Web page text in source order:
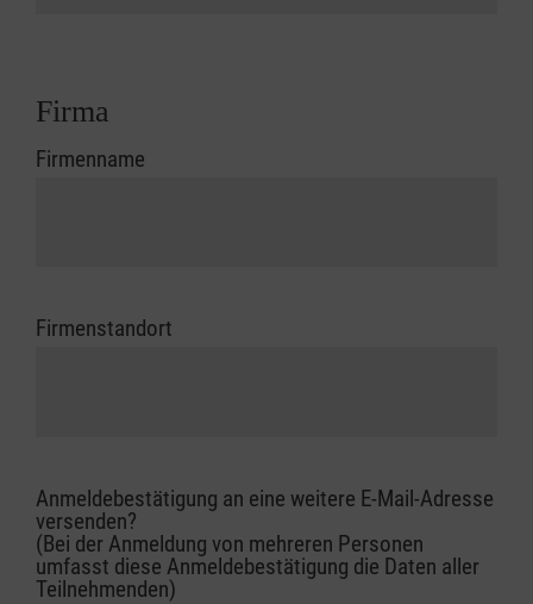
Firma
Firmenname
Firmenstandort
Anmeldebestätigung an eine weitere E-Mail-Adresse
versenden?
(Bei der Anmeldung von mehreren Personen
umfasst diese Anmeldebestätigung die Daten aller
Teilnehmenden)